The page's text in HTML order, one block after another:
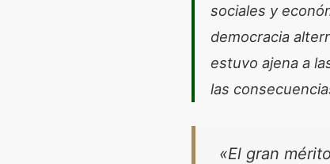
sociales y
democracia
estuvo ajena a
las
«El gran